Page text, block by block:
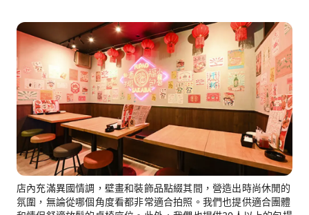
店內充滿異國情調，壁畫和裝飾品點綴其間，營造出時尚休閒的
氛圍，無論從哪個角度看都非常適合拍照。我們也提供適合團體